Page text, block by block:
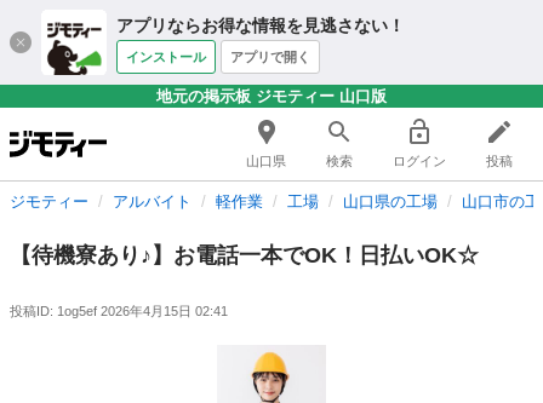
アプリならお得な情報を見逃さない！
インストール アプリで開く
地元の掲示板 ジモティー 山口版
山口県 検索 ログイン 投稿
ジモティー アルバイト 軽作業 工場 山口県の工場 山口市の
【待機寮あり♪】お電話一本でOK！日払いOK☆
投稿ID: 1og5ef 2026年4月15日 02:41